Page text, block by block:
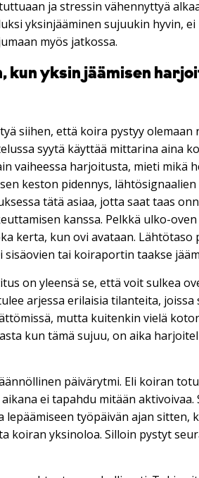
ja stressin vähennyttyä
yksinjääminen sujuukin hyvin, ei
myös jatkossa.
yksin jäämisen
siihen, että koira pystyy olemaan
syytä käyttää mittarina aina
vaiheessa harjoitusta, mieti mikä
keston pidennys, lähtösignaalien
tätä asiaa, jotta saat taas
kanssa. Pelkkä ulko-
kerta, kun ovi avataan. Lähtötaso
tai koiraportin taakse
on yleensä se, että voit sulkea
arjessa erilaisia tilanteita, joissa
mutta kuitenkin vielä
kun tämä sujuu, on aika
päivärytmi. Eli koiran
ei tapahdu mitään aktivoivaa.
työpäivän ajan sitten,
koiran yksinoloa. Silloin pystyt